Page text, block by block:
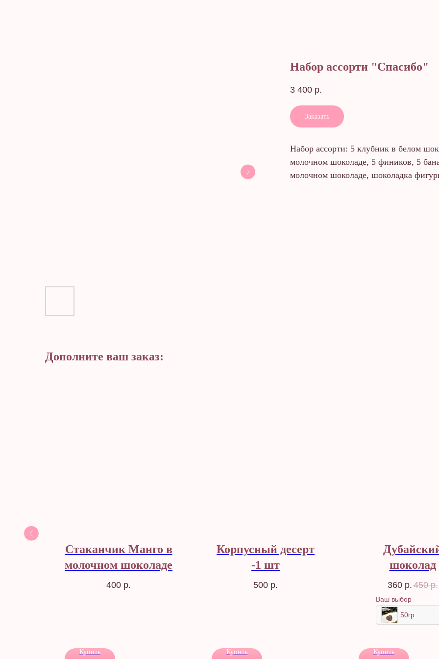
Набор ассорти "Спасибо"
3 400 р.
Заказать
Набор ассорти: 5 клубник в белом
молочном шоколаде, 5 фиников, 5
молочном шоколаде, шоколадка
Дополните ваш заказ:
Стаканчик Манго в
молочном шоколаде
400 р.
Купить
Корпусный десерт
-1 шт
500 р.
Купить
шоколад
360 р.450 р.
Ваш выбор
50гр
Купить